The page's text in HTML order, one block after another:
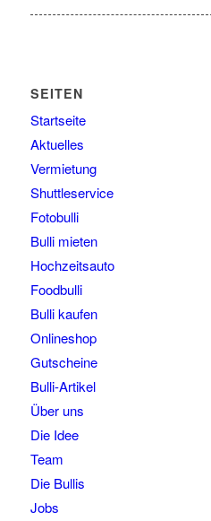
SEITEN
Startseite
Aktuelles
Vermietung
Shuttleservice
Fotobulli
Bulli mieten
Hochzeitsauto
Foodbulli
Bulli kaufen
Onlineshop
Gutscheine
Bulli-Artikel
Über uns
Die Idee
Team
Die Bullis
Jobs